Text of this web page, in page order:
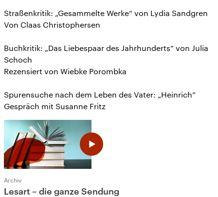
Straßenkritik: „Gesammelte Werke“ von Lydia Sandgren
Von Claas Christophersen
Buchkritik: „Das Liebespaar des Jahrhunderts“ von Julia
Schoch
Rezensiert von Wiebke Porombka
Spurensuche nach dem Leben des Vater: „Heinrich“
Gespräch mit Susanne Fritz
Archiv
Lesart – die ganze Sendung